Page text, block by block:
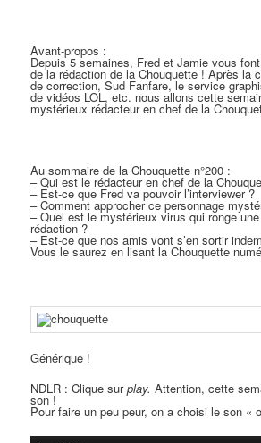
Avant-propos :
Depuis 5 semaines, Fred et Jamie vous
de la rédaction de la Chouquette ! Après la
de correction, Sud Fanfare, le service
de vidéos LOL, etc. nous allons cette
mystérieux rédacteur en chef de la
Au sommaire de la Chouquette n°200 :
– Qui est le rédacteur en chef de la
– Est-ce que Fred va pouvoir l’interviewer ?
– Comment approcher ce personnage
– Quel est le mystérieux virus qui ronge
rédaction ?
– Est-ce que nos amis vont s’en sortir
Vous le saurez en lisant la Chouquette
Générique !
NDLR : Clique surplay.Attention, cette
son !
Pour faire un peu peur, on a choisi le son «